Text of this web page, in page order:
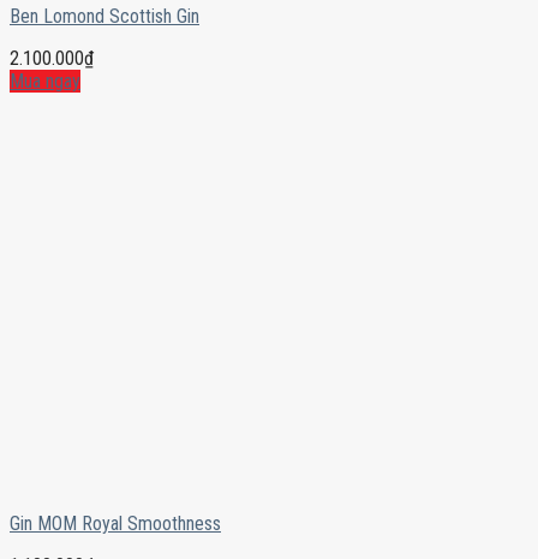
Ben Lomond Scottish Gin
2.100.000₫
Mua ngay
Gin MOM Royal Smoothness